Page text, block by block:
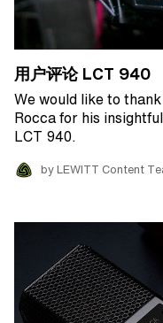
用户评论 LCT 940
We would like to
Rocca for his
LCT 940.
by LEWITT Content